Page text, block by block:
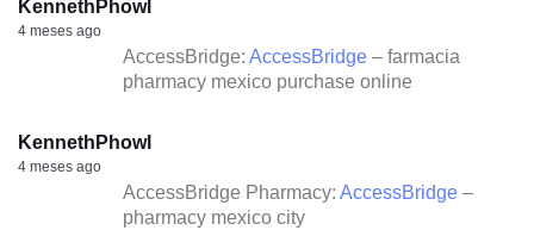
KennethPhowl
4 meses ago
AccessBridge: AccessBridge – farmacia
pharmacy mexico purchase online
KennethPhowl
4 meses ago
AccessBridge Pharmacy: AccessBridge –
pharmacy mexico city